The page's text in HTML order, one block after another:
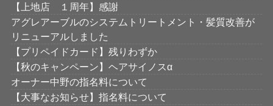
【上地店 １周年】感謝
アグレアーブルのシステムトリートメント・髪質改善が
リニューアルしました
【プリペイドカード】残りわずか
【秋のキャンペーン】ヘアサイノスα
オーナー中野の指名料について
【大事なお知らせ】指名料について